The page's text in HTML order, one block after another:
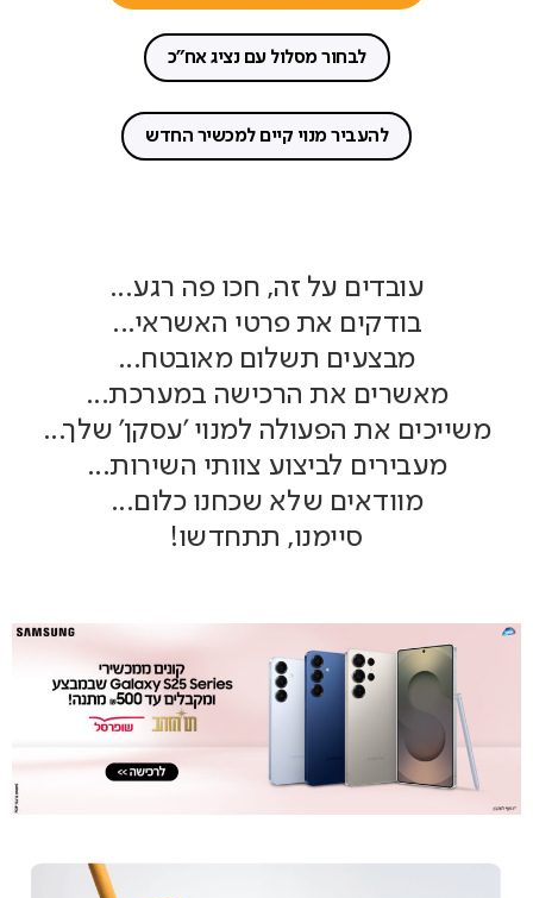
לבחור מסלול עם נציג אח"כ
להעביר מנוי קיים למכשיר החדש
עובדים על זה, חכו פה רגע...
בודקים את פרטי האשראי...
מבצעים תשלום מאובטח...
מאשרים את הרכישה במערכת...
משייכים את הפעולה למנוי 'עסקן' שלך...
מעבירים לביצוע צוותי השירות...
מוודאים שלא שכחנו כלום...
סיימנו, תתחדשו!